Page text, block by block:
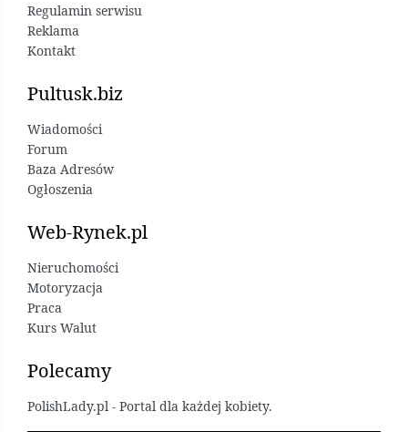
Regulamin serwisu
Reklama
Kontakt
Pultusk.biz
Wiadomości
Forum
Baza Adresów
Ogłoszenia
Web-Rynek.pl
Nieruchomości
Motoryzacja
Praca
Kurs Walut
Polecamy
PolishLady.pl - Portal dla każdej kobiety.